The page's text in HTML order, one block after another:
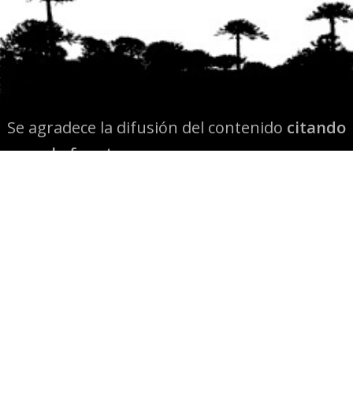
Se agradece la difusión del contenido citando
la fuente www.mapuexpress.org